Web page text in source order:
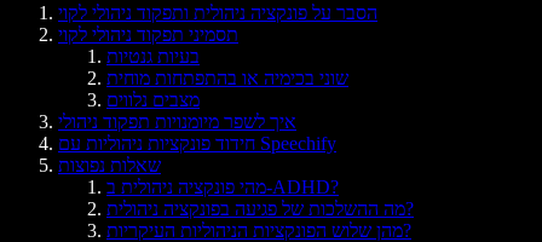
הסבר על פונקציה ניהולית ותפקוד ניהולי לקוי
תסמיני תפקוד ניהולי לקוי
בעיות גנטיות
שוני בכימיה או בהתפתחות מוחית
מצבים נלווים
איך לשפר מיומנויות תפקוד ניהולי
חידוד פונקציות ניהוליות עם Speechify
שאלות נפוצות
מהי פונקציה ניהולית ב-ADHD?
מה ההשלכות של פגיעה בפונקציה ניהולית?
מהן שלוש הפונקציות הניהוליות העיקריות?